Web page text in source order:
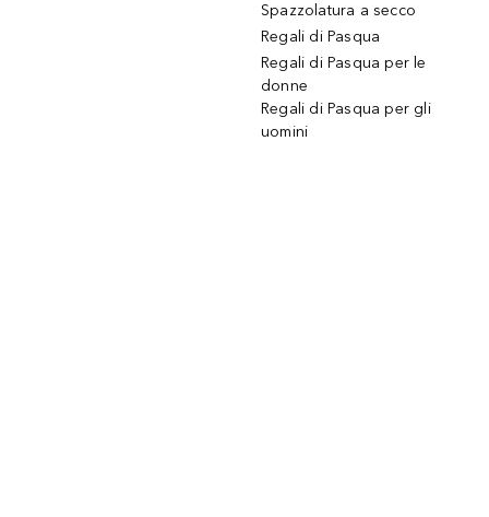
Spazzolatura a secco
Regali di Pasqua
Regali di Pasqua per le
donne
Regali di Pasqua per gli
uomini